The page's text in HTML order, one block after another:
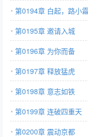
第0194章 白起，路小霜
第0195章 邀请入城
第0196章 为你而备
第0197章 释放猛虎
第0198章 意志如铁
第0199章 连破四重天
第0200章 震动京都